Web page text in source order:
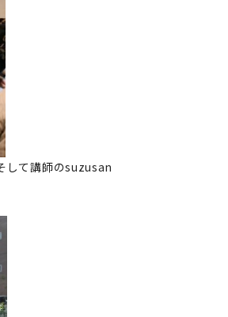
して講師のsuzusan